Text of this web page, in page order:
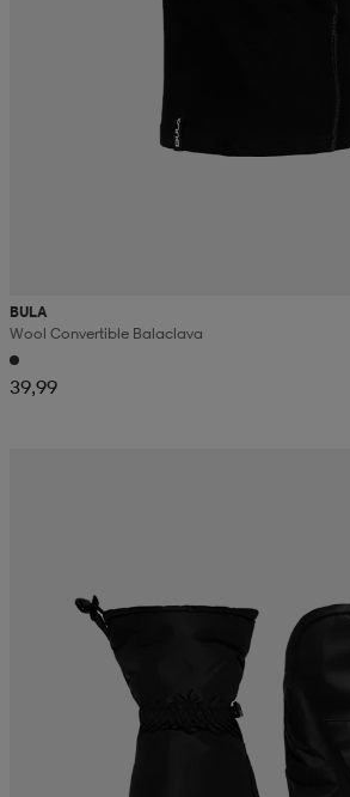
BULA
Wool Convertible Balaclava
39,99